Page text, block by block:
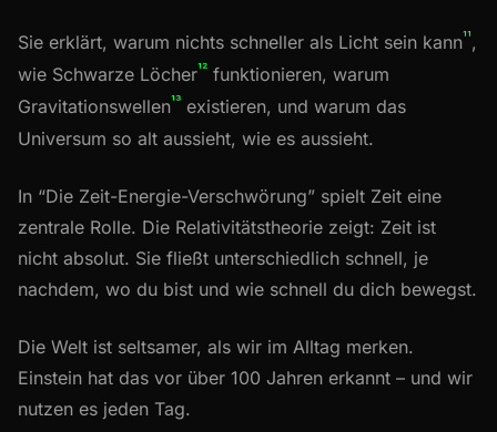
Sie erklärt, warum nichts schneller als Licht sein kann¹¹,
wie Schwarze Löcher¹² funktionieren, warum
Gravitationswellen¹³ existieren, und warum das
Universum so alt aussieht, wie es aussieht.
In “Die Zeit-Energie-Verschwörung” spielt Zeit eine
zentrale Rolle. Die Relativitätstheorie zeigt: Zeit ist
nicht absolut. Sie fließt unterschiedlich schnell, je
nachdem, wo du bist und wie schnell du dich bewegst.
Die Welt ist seltsamer, als wir im Alltag merken.
Einstein hat das vor über 100 Jahren erkannt – und wir
nutzen es jeden Tag.